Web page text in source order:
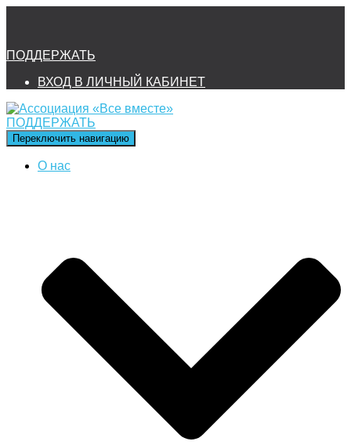
ПОДДЕРЖАТЬ
ВХОД В ЛИЧНЫЙ КАБИНЕТ
ПОДДЕРЖАТЬ
Переключить навигацию
О нас